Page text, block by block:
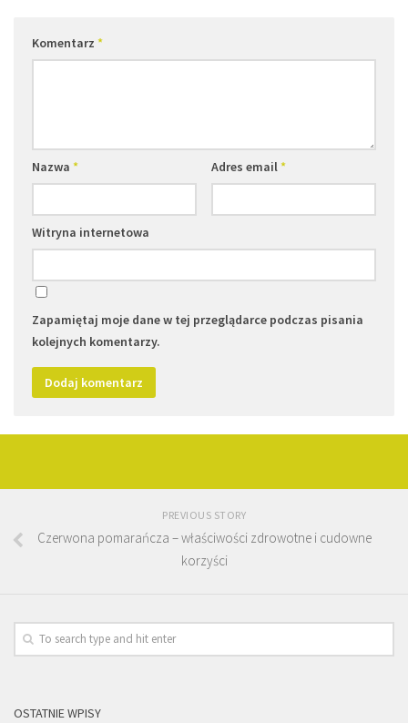
Komentarz *
Nazwa * Adres email*
Witryna internetowa
Zapamiętaj moje dane w tej przeglądarce podczas pisania
kolejnych komentarzy.
PREVIOUS STORY
Czerwona pomarańcza – właściwości zdrowotne i cudowne
korzyści
OSTATNIE WPISY